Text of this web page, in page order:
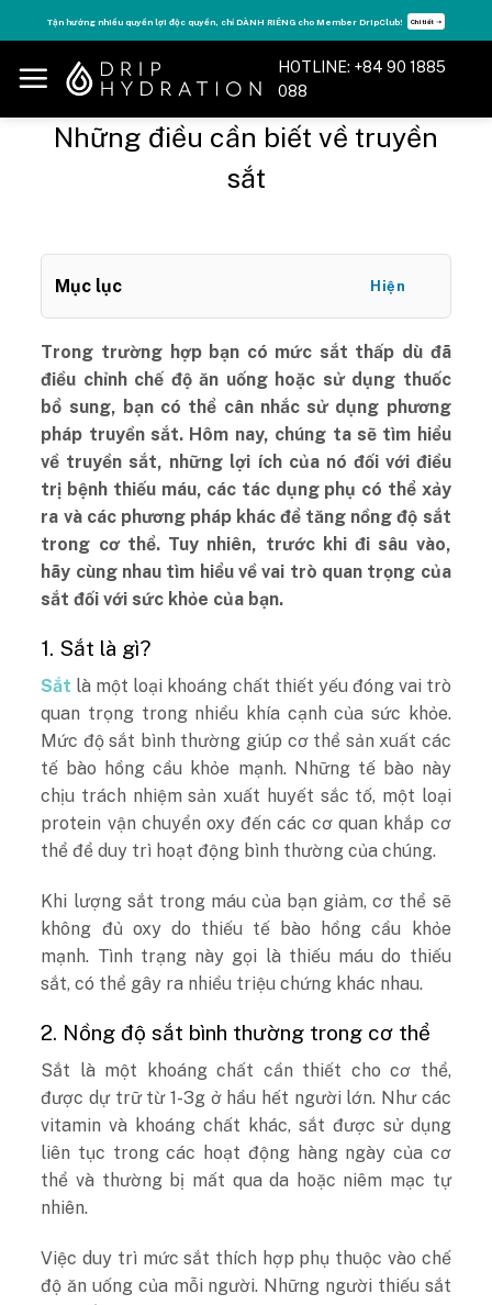
to
content
DripClub! Chi tiết ➝ Tăng năng lượng - sống đỉnh cao với thẻ Vitamin Drip
HOTLINE: +84 90 1885
088
Những điều cần biết về truyền
sắt
Mục lục Hiện
Trong trường hợp bạn có mức sắt thấp dù đã
điều chỉnh chế độ ăn uống hoặc sử dụng thuốc
bổ sung, bạn có thể cân nhắc sử dụng phương
pháp truyền sắt. Hôm nay, chúng ta sẽ tìm hiểu
về truyền sắt, những lợi ích của nó đối với điều
trị bệnh thiếu máu, các tác dụng phụ có thể xảy
ra và các phương pháp khác để tăng nồng độ sắt
trong cơ thể. Tuy nhiên, trước khi đi sâu vào,
hãy cùng nhau tìm hiểu về vai trò quan trọng của
sắt đối với sức khỏe của bạn.
1. Sắt là gì?
Sắt là một loại khoáng chất thiết yếu đóng vai trò
quan trọng trong nhiều khía cạnh của sức khỏe.
Mức độ sắt bình thường giúp cơ thể sản xuất các
tế bào hồng cầu khỏe mạnh. Những tế bào này
chịu trách nhiệm sản xuất huyết sắc tố, một loại
protein vận chuyển oxy đến các cơ quan khắp cơ
thể để duy trì hoạt động bình thường của chúng.
Khi lượng sắt trong máu của bạn giảm, cơ thể sẽ
không đủ oxy do thiếu tế bào hồng cầu khỏe
mạnh. Tình trạng này gọi là thiếu máu do thiếu
sắt, có thể gây ra nhiều triệu chứng khác nhau.
2. Nồng độ sắt bình thường trong cơ thể
Sắt là một khoáng chất cần thiết cho cơ thể,
được dự trữ từ 1-3g ở hầu hết người lớn. Như các
vitamin và khoáng chất khác, sắt được sử dụng
liên tục trong các hoạt động hàng ngày của cơ
thể và thường bị mất qua da hoặc niêm mạc tự
nhiên.
Việc duy trì mức sắt thích hợp phụ thuộc vào chế
độ ăn uống của mỗi người. Những người thiếu sắt